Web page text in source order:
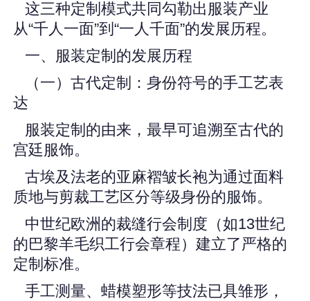
这三种定制模式共同勾勒出服装产业
从“千人一面”到“一人千面”的发展历程。
一、服装定制的发展历程
（一）古代定制：身份符号的手工艺表
达
服装定制的由来，最早可追溯至古代的
宫廷服饰。
古埃及法老的亚麻褶皱长袍为通过面料
质地与剪裁工艺区分等级身份的服饰。
中世纪欧洲的裁缝行会制度（如13世纪
的巴黎羊毛织工行会章程）建立了严格的
定制标准。
手工测量、蜡模塑形等技法已具雏形，